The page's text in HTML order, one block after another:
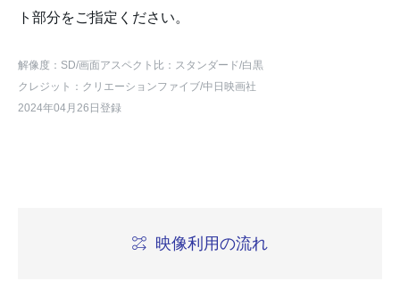
ト部分をご指定ください。
解像度：SD/画面アスペクト比：スタンダード/白黒
クレジット：クリエーションファイブ/中日映画社
2024年04月26日登録
映像利用の流れ